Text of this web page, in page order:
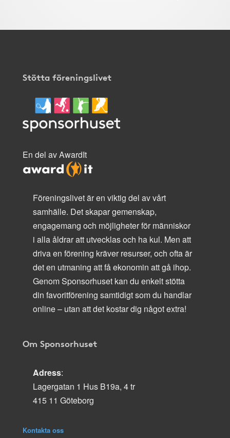
Stötta föreningslivet
En del av AwardIt
Föreningslivet är en viktig del av vårt
samhälle. Det skapar gemenskap,
engagemang och möjligheter för människor
i alla åldrar att utvecklas och ha kul. Men att
driva en förening kräver resurser, och ofta är
det en utmaning att få ekonomin att gå ihop.
Genom Sponsorhuset kan du enkelt stötta
din favoritförening samtidigt som du handlar
online – utan att det kostar dig något extra!
Om Sponsorhuset
Adress:
Lagergatan 1 Hus B19a, 4 tr
415 11 Göteborg
Kontakta oss